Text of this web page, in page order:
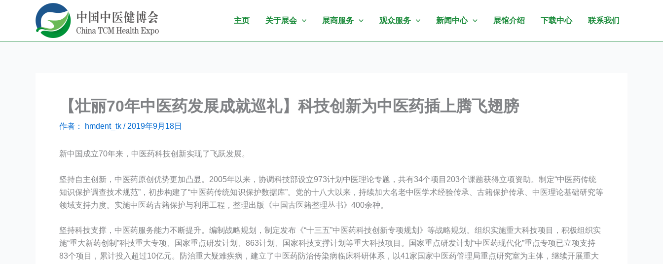
容
主页 关于展会 展商服务 观众服务 新闻中心 展馆介绍 下载中心 联系我们
【壮丽70年中医药发展成就巡礼】科技创新为中医药插上腾飞翅膀
作者： hmdent_tk / 2019年9月18日
新中国成立70年来，中医药科技创新实现了飞跃发展。
坚持自主创新，中医药原创优势更加凸显。2005年以来，协调科技部设立973计划中医理论专题，共有34个项目203个课题获得立项资助。制定“中医药传统
知识保护调查技术规范”，初步构建了“中医药传统知识保护数据库”。党的十八大以来，持续加大名老中医学术经验传承、古籍保护传承、中医理论基础研究等
领域支持力度。实施中医药古籍保护与利用工程，整理出版《中国古医籍整理丛书》400余种。
坚持科技支撑，中医药服务能力不断提升。编制战略规划，制定发布《“十三五”中医药科技创新专项规划》等战略规划。组织实施重大科技项目，积极组织实
施“重大新药创制”科技重大专项、国家重点研发计划、863计划、国家科技支撑计划等重大科技项目。国家重点研发计划“中医药现代化”重点专项已立项支持
83个项目，累计投入超过10亿元。防治重大疑难疾病，建立了中医药防治传染病临床科研体系，以41家国家中医药管理局重点研究室为主体，继续开展重大